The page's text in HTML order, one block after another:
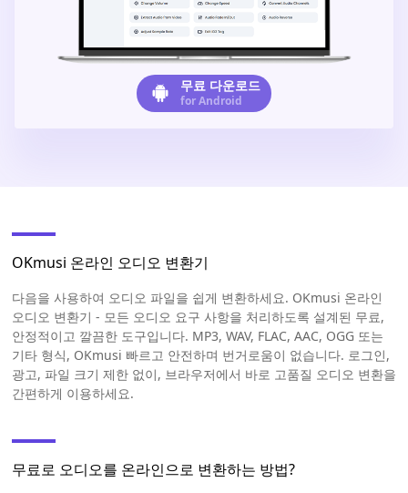
무료 다운로드
for Android
OKmusi 온라인 오디오 변환기
다음을 사용하여 오디오 파일을 쉽게 변환하세요. OKmusi 온라인
오디오 변환기 - 모든 오디오 요구 사항을 처리하도록 설계된 무료,
안정적이고 깔끔한 도구입니다. MP3, WAV, FLAC, AAC, OGG 또는
기타 형식, OKmusi 빠르고 안전하며 번거로움이 없습니다. 로그인,
광고, 파일 크기 제한 없이, 브라우저에서 바로 고품질 오디오 변환을
간편하게 이용하세요.
무료로 오디오를 온라인으로 변환하는 방법?